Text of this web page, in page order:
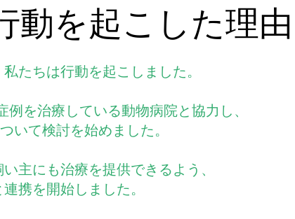
動を起こした理由
たちは行動を起こしました。
例を治療している動物病院と協力し、
いて検討を始めました。
主にも治療を提供できるよう、
携を開始しました。